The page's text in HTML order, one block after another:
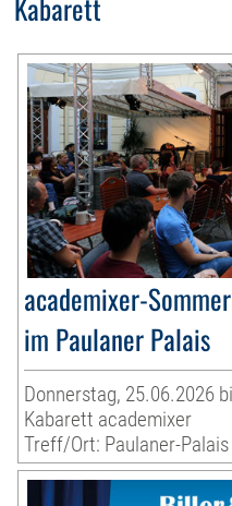
Kabarett
academixer-
im Paulaner Palais
Donnerstag, 25.06.2026
Kabarett academixer
Treff/Ort: Paulaner-Palais